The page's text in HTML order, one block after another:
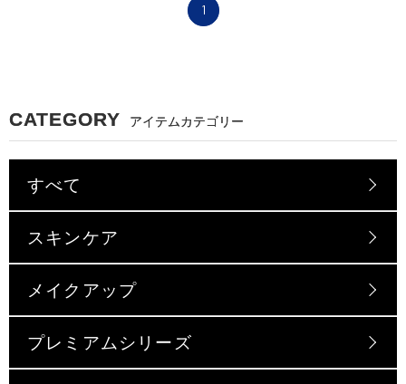
1
CATEGORY アイテムカテゴリー
すべて
スキンケア
メイクアップ
プレミアムシリーズ